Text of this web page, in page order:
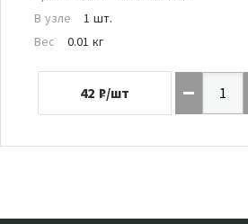
В узле
1 шт.
Вес
0.01 кг
42 ₽/шт